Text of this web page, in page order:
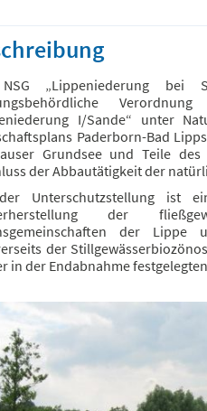
„Lippeniederung bei
I/Sande“ unter
Paderborn-Bad
Grundsee und Teile
der Abbautätigkeit der
Unterschutzstellung ist
der
der
der
in der Endabnahme